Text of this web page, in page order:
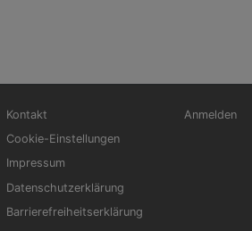
Fußbereichsmenü
Kontakt
Cookie-Einstellungen
Impressum
Datenschutzerklärung
Barrierefreiheitserklärung
Anmelden